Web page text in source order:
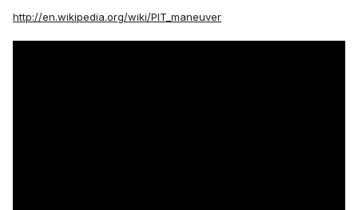
http://en.wikipedia.org/wiki/PIT_maneuver